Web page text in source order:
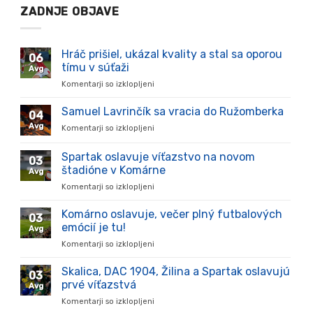
ZADNJE OBJAVE
06
Avg
Hráč prišiel, ukázal kvality a stal sa oporou
tímu v súťaži
Komentarji so izklopljeni
prišiel,
stal
sa
súťaži
04
Avg
Samuel Lavrinčík sa vracia do Ružomberka
Komentarji so izklopljeni
Lavrinčík
vracia
03
Avg
Spartak oslavuje víťazstvo na novom
štadióne v Komárne
Komentarji so izklopljeni
oslavuje
v
03
Avg
Komárno oslavuje, večer plný futbalových
emócií je tu!
Komentarji so izklopljeni
oslavuje,
03
Avg
Skalica, DAC 1904, Žilina a Spartak oslavujú
prvé víťazstvá
Komentarji so izklopljeni